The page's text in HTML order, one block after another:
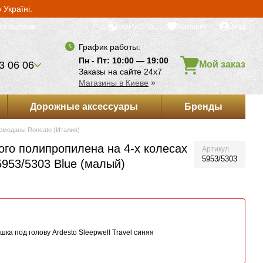
частями Укр Рус Eng Желания Вход
06 06
График работы:
Пн - Пт: 10:00 — 19:00
Заказы на сайте 24х7
Магазины в Киеве »
Мой заказ
Дорожные аксессуары Бренды
Roncato (Италия)
полипропилена на 4-х колесах
5303 Blue (малый)
Артикул
5953/5303
под голову Ardesto Sleepwell Travel синяя